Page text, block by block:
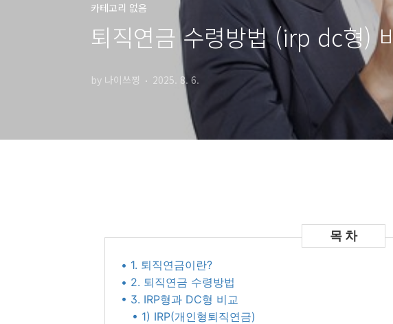
카테고리 없음
퇴직연금 수령방법 (irp dc형)
by 나이쓰찡 2025. 8. 6.
• 1. 퇴직연금이란?
• 2. 퇴직연금 수령방법
• 3. IRP형과 DC형 비교
• 1) IRP(개인형퇴직연금)